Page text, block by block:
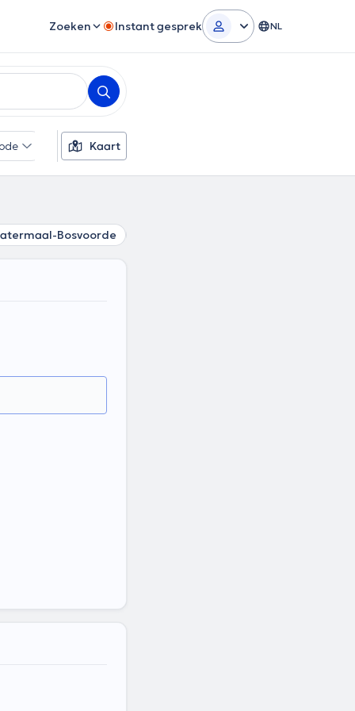
Zoeken Instant gesprek NL
Extra filters
Kaart
Bosvoorde